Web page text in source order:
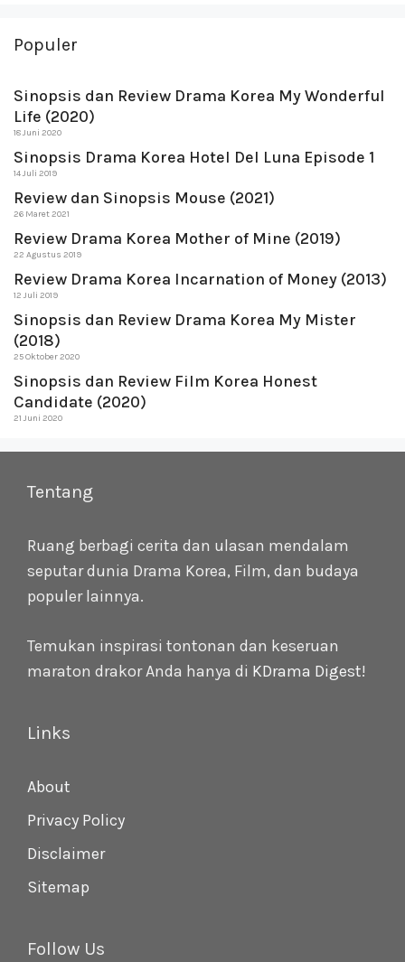
Populer
Sinopsis dan Review Drama Korea My Wonderful
Life (2020)
18 Juni 2020
Sinopsis Drama Korea Hotel Del Luna Episode 1
14 Juli 2019
Review dan Sinopsis Mouse (2021)
26 Maret 2021
Review Drama Korea Mother of Mine (2019)
22 Agustus 2019
Review Drama Korea Incarnation of Money (2013)
12 Juli 2019
Sinopsis dan Review Drama Korea My Mister
(2018)
25 Oktober 2020
Sinopsis dan Review Film Korea Honest
Candidate (2020)
21 Juni 2020
Tentang
Ruang berbagi cerita dan ulasan mendalam
seputar dunia Drama Korea, Film, dan budaya
populer lainnya.
Temukan inspirasi tontonan dan keseruan
maraton drakor Anda hanya di KDrama Digest!
Links
About
Privacy Policy
Disclaimer
Sitemap
Follow Us